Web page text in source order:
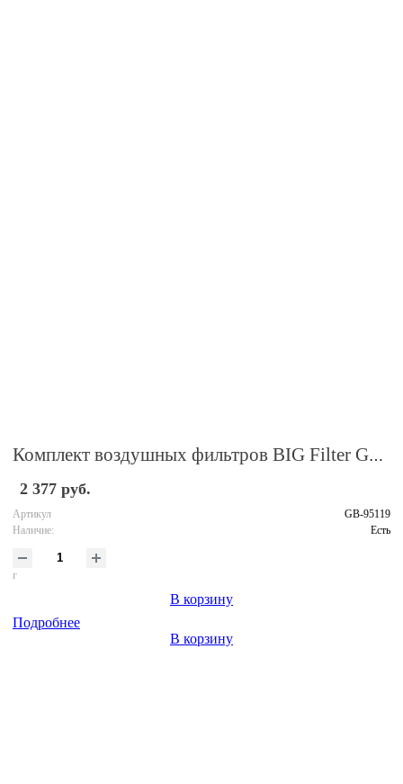
Комплект воздушных фильтров BIG Filter GB-95119
2 377 руб.
Артикул
GB-95119
Наличие:
Есть
г
В корзину
Подробнее
В корзину